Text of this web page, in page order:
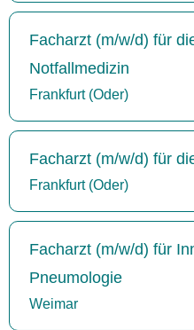
Facharzt (m/w/d) für
Notfallmedizin
Frankfurt (Oder)
Facharzt (m/w/d) für
Frankfurt (Oder)
Facharzt (m/w/d) für
Pneumologie
Weimar